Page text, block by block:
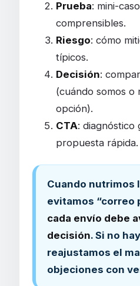
Prueba: mini-
comprensibles.
Riesgo: cómo
típicos.
Decisión:
(cuándo somos o
opción).
CTA: diagnóstico
propuesta rápida.
Cuando nutrimos
evitamos “correo
cada envío debe
decisión. Si no
reajustamos el
objeciones con